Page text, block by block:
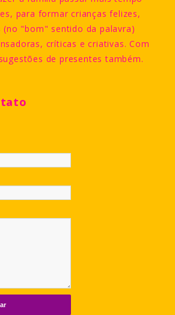
para formar crianças felizes,
(no "bom" sentido da palavra)
críticas e criativas. Com
de presentes também.